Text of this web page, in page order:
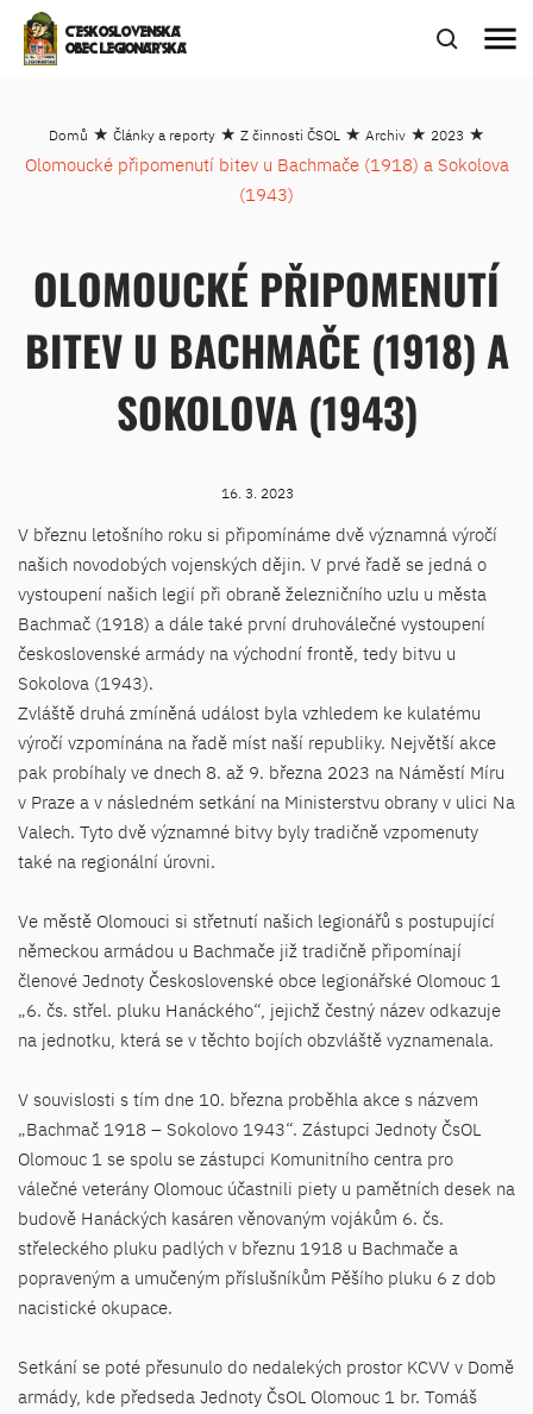
ČESKOSLOVENSKÁ
OBEC LEGIONÁŘSKÁ
menu
Domů ★ Články a reporty ★ Z činnosti ČSOL ★ Archiv ★ 2023 ★
Olomoucké připomenutí bitev u Bachmače (1918) a Sokolova
(1943)
OLOMOUCKÉ PŘIPOMENUTÍ
BITEV U BACHMAČE (1918) A
SOKOLOVA (1943)
16. 3. 2023
V březnu letošního roku si připomínáme dvě významná výročí
našich novodobých vojenských dějin. V prvé řadě se jedná o
vystoupení našich legií při obraně železničního uzlu u města
Bachmač (1918) a dále také první druhoválečné vystoupení
československé armády na východní frontě, tedy bitvu u
Sokolova (1943).
Zvláště druhá zmíněná událost byla vzhledem ke kulatému
výročí vzpomínána na řadě míst naší republiky. Největší akce
pak probíhaly ve dnech 8. až 9. března 2023 na Náměstí Míru
v Praze a v následném setkání na Ministerstvu obrany v ulici Na
Valech. Tyto dvě významné bitvy byly tradičně vzpomenuty
také na regionální úrovni.
Ve městě Olomouci si střetnutí našich legionářů s postupující
německou armádou u Bachmače již tradičně připomínají
členové Jednoty Československé obce legionářské Olomouc 1
„6. čs. střel. pluku Hanáckého“, jejichž čestný název odkazuje
na jednotku, která se v těchto bojích obzvláště vyznamenala.
V souvislosti s tím dne 10. března proběhla akce s názvem
„Bachmač 1918 – Sokolovo 1943“. Zástupci Jednoty ČsOL
Olomouc 1 se spolu se zástupci Komunitního centra pro
válečné veterány Olomouc účastnili piety u pamětních desek na
budově Hanáckých kasáren věnovaným vojákům 6. čs.
střeleckého pluku padlých v březnu 1918 u Bachmače a
popraveným a umučeným příslušníkům Pěšího pluku 6 z dob
nacistické okupace.
Setkání se poté přesunulo do nedalekých prostor KCVV v Domě
armády, kde předseda Jednoty ČsOL Olomouc 1 br. Tomáš